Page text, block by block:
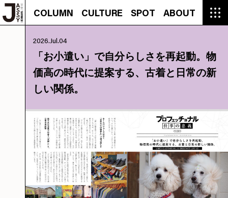
COLUMN CULTURE SPOT ABOUT
COLUMN
FASHION
MONOKOTO
SNAP
TRIP BLOG
CULTURE
CREATOR
SPOT
ENTERTAINMENT
LIFESTYLE
ABOUT
CONTACT
OFFER
2026.Jul.04
「お小遣い」で自分らしさを再起動。物
価高の時代に提案する、古着と日常の新
しい関係。